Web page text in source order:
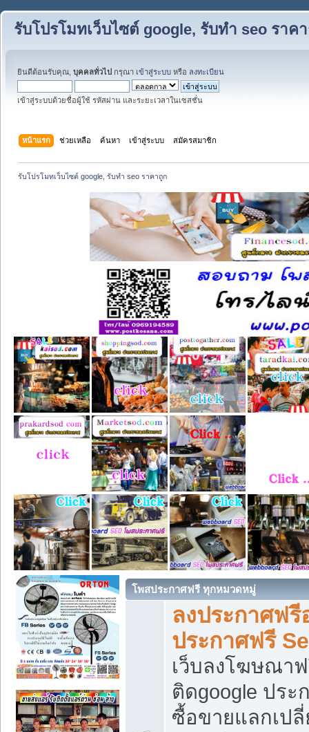
รับโปรโมทเว็บไซต์ google, รับทำ seo ราค
ยินดีต้อนรับคุณ, บุคคลทั่วไป กรุณา เข้าสู่ระบบ หรือ ลงทะเบียน
เข้าสู่ระบบด้วยชื่อผู้ใช้ รหัสผ่าน และระยะเวลาในเซสชั่น
หน้าแรก ช่วยเหลือ ค้นหา เข้าสู่ระบบ สมัครสมาชิก
รับโปรโมทเว็บไซต์ google, รับทำ seo ราคาถูก
โพสประกาศฟรี ทุกหมวดหมู่
ลงประกาศฟ
ประกาศฟรี
เว็บลงโฆษณา
ติดgoogle ปร
ซื้อขายแลกเป